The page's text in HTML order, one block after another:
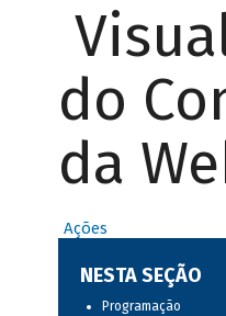
do
da
Ações
NESTA SEÇÃO
Programação